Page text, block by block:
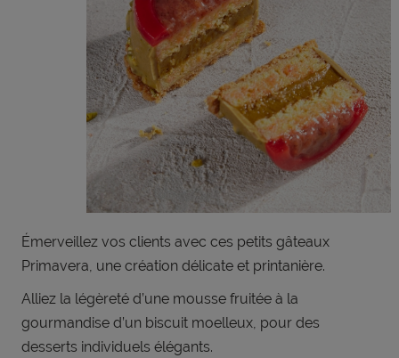
Émerveillez vos clients avec ces petits gâteaux
Primavera, une création délicate et printanière.
Alliez la légèreté d’une mousse fruitée à la
gourmandise d’un biscuit moelleux, pour des
desserts individuels élégants.